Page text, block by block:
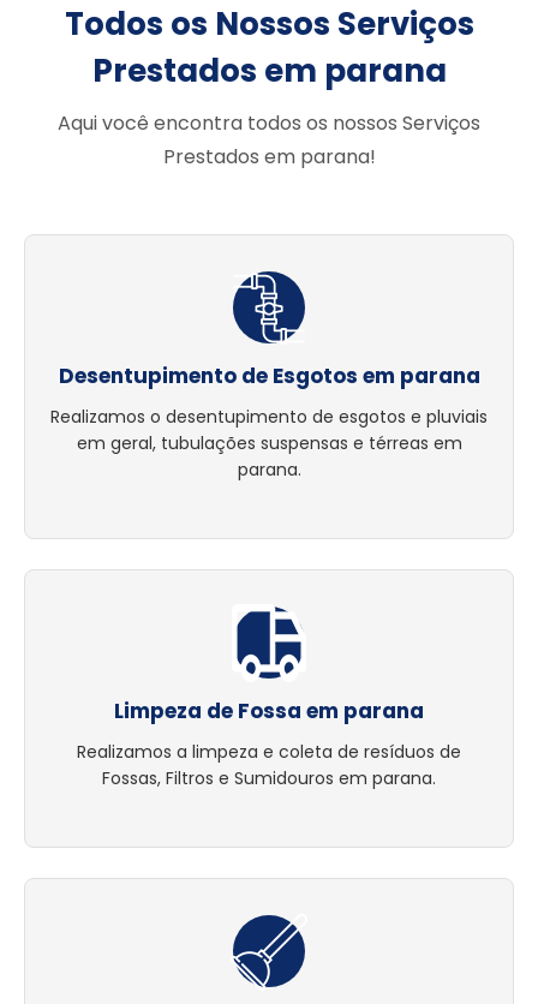
Todos os Nossos Serviços
Prestados em parana
Aqui você encontra todos os nossos Serviços
Prestados em parana!
Desentupimento de Esgotos em parana
Realizamos o desentupimento de esgotos e pluviais
em geral, tubulações suspensas e térreas em
parana.
Limpeza de Fossa em parana
Realizamos a limpeza e coleta de resíduos de
Fossas, Filtros e Sumidouros em parana.